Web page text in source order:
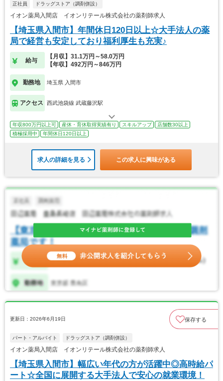
正社員 ドラッグストア（調剤併設）
イオン薬局入間店 イオンリテール株式会社の薬剤師求人
【埼玉県入間市】年間休日120日以上☆大手法人の薬
局で経営も安定しており福利厚生も充実♪
給与
【月収】31.1万円～58.0万円
【年収】492万円～846万円
勤務地 埼玉県 入間市
アクセス 西武池袋線 武蔵藤沢駅
年収800万円以上可 産休・育休取得実績有り スキルアップ
店舗数30以上
積極採用中
年間休日120日以上
求人の詳細を見る この求人に興味がある
更新日：2026年6月19日 保存する
パート・アルバイト ドラッグストア（調剤併設）
イオン薬局入間店 イオンリテール株式会社の薬剤師求人
【埼玉県入間市】幅広い年代の方が活躍中◎高時給パ
ート☆全国に展開する大手法人で安心の就業環境！